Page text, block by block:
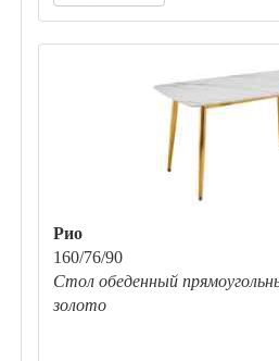
Рио
160/76/90
Стол обеденный
золото